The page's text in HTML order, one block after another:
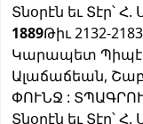
Տնօրէն եւ Տէր՝
1889Թիւ 2132-
Կարապետ
Ալաճաճեան,
ՓՈՒՆՋ :
Տնօրէն եւ Տէր՝